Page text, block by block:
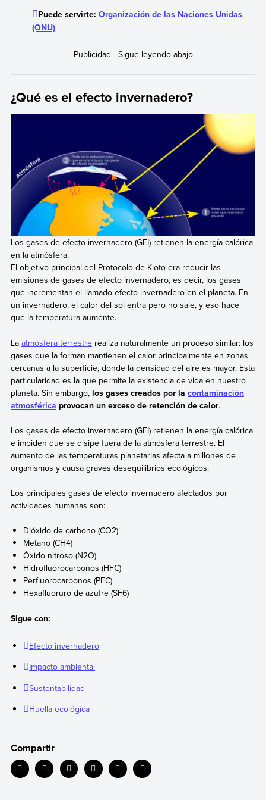
Puede servirte:Organización de las Naciones Unidas
(ONU)
¿Qué es el efecto invernadero?
Los gases de efecto invernadero (GEI) retienen la energía calórica
en la atmósfera.
El objetivo principal del Protocolo de Kioto era reducir las
emisiones de gases de efecto invernadero, es decir, los gases
que incrementan el llamado efecto invernadero en el planeta. En
un invernadero, el calor del sol entra pero no sale, y eso hace
que la temperatura aumente.
La atmósfera terrestrerealiza naturalmente un proceso similar: los
gases que la forman mantienen el calor principalmente en zonas
cercanas a la superficie, donde la densidad del aire es mayor. Esta
particularidad es la que permite la existencia de vida en nuestro
planeta. Sin embargo, los gases creados por la contaminación
atmosférica provocan un exceso de retención de calor.
Los gases de efecto invernadero (GEI) retienen la energía calórica
e impiden que se disipe fuera de la atmósfera terrestre. El
aumento de las temperaturas planetarias afecta a millones de
organismos y causa graves desequilibrios ecológicos.
Los principales gases de efecto invernadero afectados por
actividades humanas son:
Dióxido de carbono (CO2)
Metano (CH4)
Óxido nitroso (N2O)
Hidrofluorocarbonos (HFC)
Perfluorocarbonos (PFC)
Hexafluoruro de azufre (SF6)
Sigue con:
Efecto invernadero
Impacto ambiental
Sustentabilidad
Huella ecológica
Compartir